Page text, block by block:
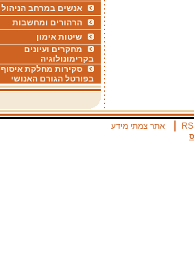
אנשים במרחב הניהול
הרהורים ומחשבות
שיטות אימון
מחקרים ועיונים
בקרימונולוגיה
סקירות מחלקת איסוף
בפורטל הגורם האנושי
אתר צמתי מידע